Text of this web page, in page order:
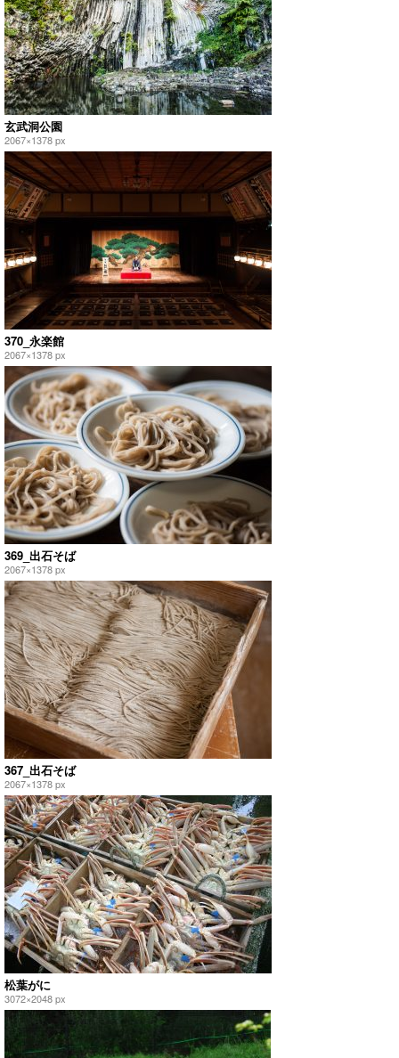
玄武洞公園
2067×1378 px
370_永楽館
2067×1378 px
369_出石そば
2067×1378 px
367_出石そば
2067×1378 px
松葉がに
3072×2048 px